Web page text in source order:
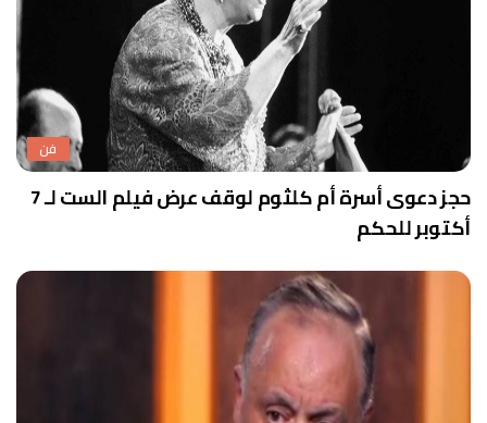
فن
حجز دعوى أسرة أم كلثوم لوقف عرض فيلم الست لـ 7
أكتوبر للحكم